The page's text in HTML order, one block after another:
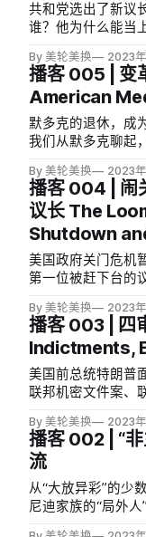
共和党选出了新议
谁？他为什么能当
当议长。
By 美轮美换 2023
播客 005 | 变
American
默多克的退休，成
我们从默多克聊起
们又会如何利用
By 美轮美换 2023
播客 004 | 闹
议长 The
Shutdown
美国政府关门危机
第一位被赶下台的
By 美轮美换 2023
播客 003 | 四
Indictments,
美国前总统特朗普
联邦机密文件案、
点和分析，并讨论
By 美轮美换 2023
播客 002 | “
流
从“大放异彩”的少
尼迪家族的“局外人